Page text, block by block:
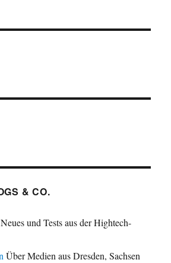
& CO.
und Tests aus der Hightech-
Über Medien aus Dresden, Sachsen